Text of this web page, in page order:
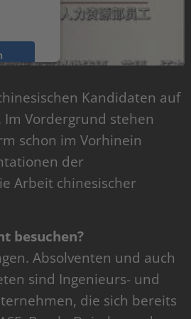
Kandidaten auf
Vordergrund stehen
schon im Vorhinein
der
Arbeit chinesischer
besuchen?
Absolventen und auch
sind Ingenieurs- und
die sich bereits